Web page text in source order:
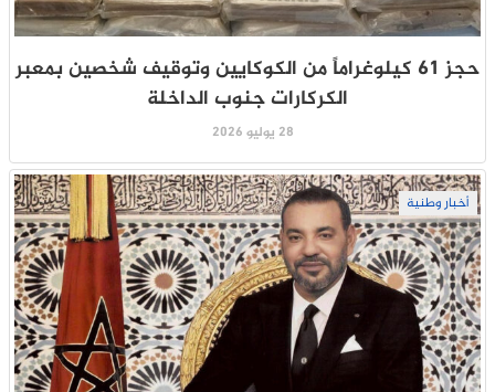
حجز 61 كيلوغراماً من الكوكايين وتوقيف شخصين بمعبر
الكركارات جنوب الداخلة
28 يوليو 2026
أخبار وطنية